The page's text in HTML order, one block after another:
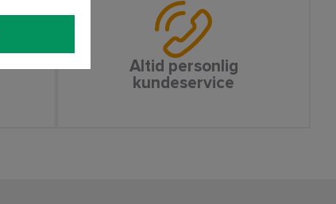
Altid personlig
kundeservice